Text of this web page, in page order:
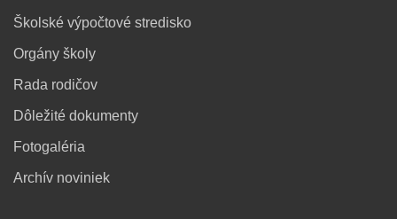
Školské výpočtové stredisko
Orgány školy
Rada rodičov
Dôležité dokumenty
Fotogaléria
Archív noviniek